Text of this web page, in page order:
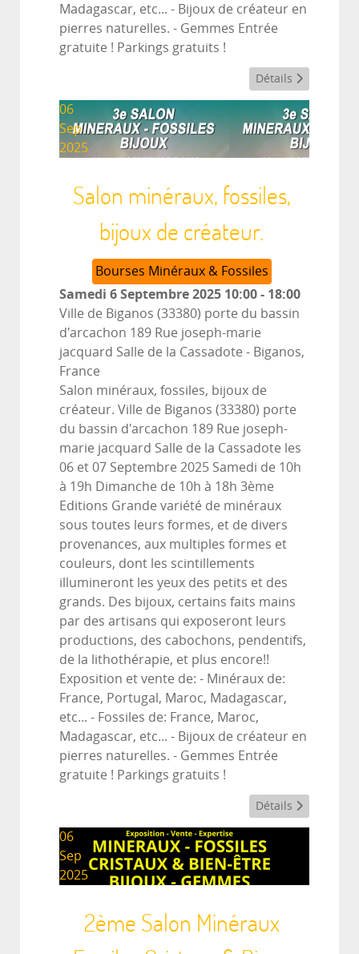
Madagascar, etc... - Bijoux de créateur en
pierres naturelles. - Gemmes Entrée
gratuite ! Parkings gratuits !
Détails
06
Sep
2025
Salon minéraux, fossiles,
bijoux de créateur.
Bourses Minéraux & Fossiles
Samedi 6 Septembre 2025 10:00- 18:00
Ville de Biganos (33380) porte du bassin
d'arcachon 189 Rue joseph-marie
jacquard Salle de la Cassadote - Biganos,
France
Salon minéraux, fossiles, bijoux de
créateur. Ville de Biganos (33380) porte
du bassin d'arcachon 189 Rue joseph-
marie jacquard Salle de la Cassadote les
06 et 07 Septembre 2025 Samedi de 10h
à 19h Dimanche de 10h à 18h 3ème
Editions Grande variété de minéraux
sous toutes leurs formes, et de divers
provenances, aux multiples formes et
couleurs, dont les scintillements
illumineront les yeux des petits et des
grands. Des bijoux, certains faits mains
par des artisans qui exposeront leurs
productions, des cabochons, pendentifs,
de la lithothérapie, et plus encore!!
Exposition et vente de: - Minéraux de:
France, Portugal, Maroc, Madagascar,
etc... - Fossiles de: France, Maroc,
Madagascar, etc... - Bijoux de créateur en
pierres naturelles. - Gemmes Entrée
gratuite ! Parkings gratuits !
Détails
06
Sep
2025
2ème Salon Minéraux